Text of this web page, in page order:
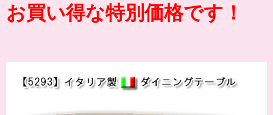
お買い得な特別価格です！